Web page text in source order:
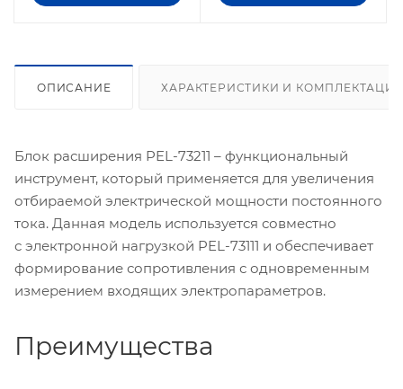
ОПИСАНИЕ ХАРАКТЕРИСТИКИ И КОМПЛЕКТАЦИЯ
Блок расширения PEL-73211 – функциональный
инструмент, который применяется для увеличения
отбираемой электрической мощности постоянного
тока. Данная модель используется совместно
с электронной нагрузкой PEL-73111 и обеспечивает
формирование сопротивления с одновременным
измерением входящих электропараметров.
Преимущества